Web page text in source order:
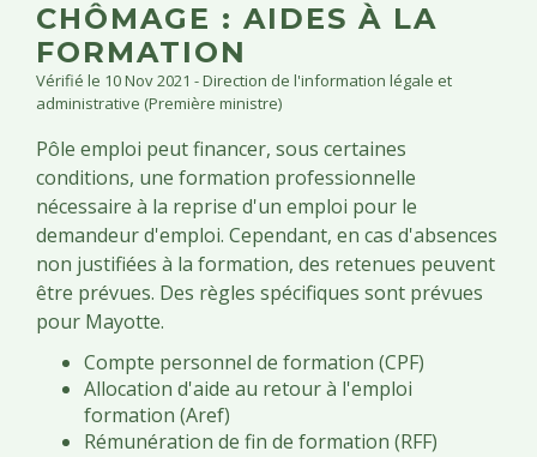
CHÔMAGE : AIDES À LA
FORMATION
Vérifié le 10 Nov 2021 - Direction de l'information légale et
administrative (Première ministre)
Pôle emploi peut financer, sous certaines
conditions, une formation professionnelle
nécessaire à la reprise d'un emploi pour le
demandeur d'emploi. Cependant, en cas d'absences
non justifiées à la formation, des retenues peuvent
être prévues. Des règles spécifiques sont prévues
pour Mayotte.
Compte personnel de formation (CPF)
Allocation d'aide au retour à l'emploi
formation (Aref)
Rémunération de fin de formation (RFF)